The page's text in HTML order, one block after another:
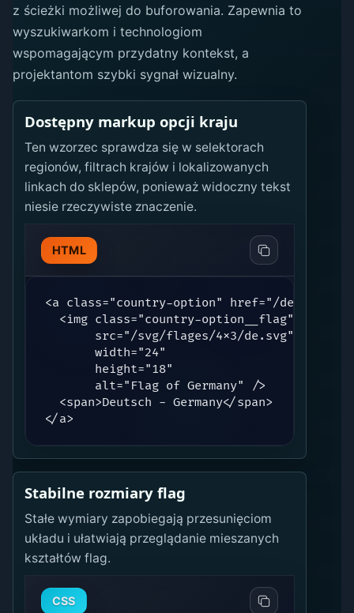
z ścieżki możliwej do buforowania. Zapewnia to
wyszukiwarkom i technologiom
wspomagającym przydatny kontekst, a
projektantom szybki sygnał wizualny.
Dostępny markup opcji kraju
Ten wzorzec sprawdza się w selektorach
regionów, filtrach krajów i lokalizowanych
linkach do sklepów, ponieważ widoczny tekst
niesie rzeczywiste znaczenie.
HTML
<a class="country-option" href="/de-de/"
  <img class="country-option__flag"
       src="/svg/flages/4x3/de.svg"
       width="24"
       height="18"
       alt="Flag of Germany" />
  <span>Deutsch - Germany</span>
</a>
Stabilne rozmiary flag
Stałe wymiary zapobiegają przesunięciom
układu i ułatwiają przeglądanie mieszanych
kształtów flag.
CSS